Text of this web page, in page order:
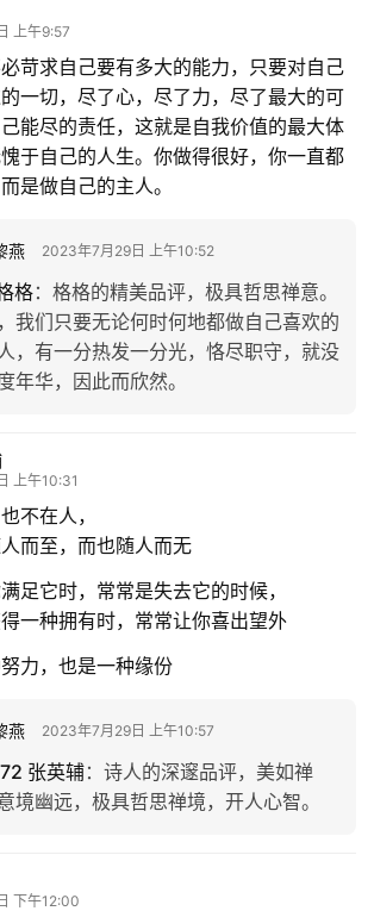
上午9:57
苛求自己要有多大的能力，只要对自己
一切，尽了心，尽了力，尽了最大的可
能尽的责任，这就是自我价值的最大体
于自己的人生。你做得很好，你一直都
是做自己的主人。
燕 2023年7月29日 上午10:52
格： 格格的精美品评，极具哲思禅意。
我们只要无论何时何地都做自己喜欢的
，有一分热发一分光，恪尽职守，就没
年华，因此而欣然。
上午10:31
不在人，
而至，而也随人而无
足它时，常常是失去它的时候，
一种拥有时，常常让你喜出望外
力，也是一种缘份
燕 2023年7月29日 上午10:57
张英辅： 诗人的深邃品评，美如禅
境幽远，极具哲思禅境，开人心智。
下午12:00